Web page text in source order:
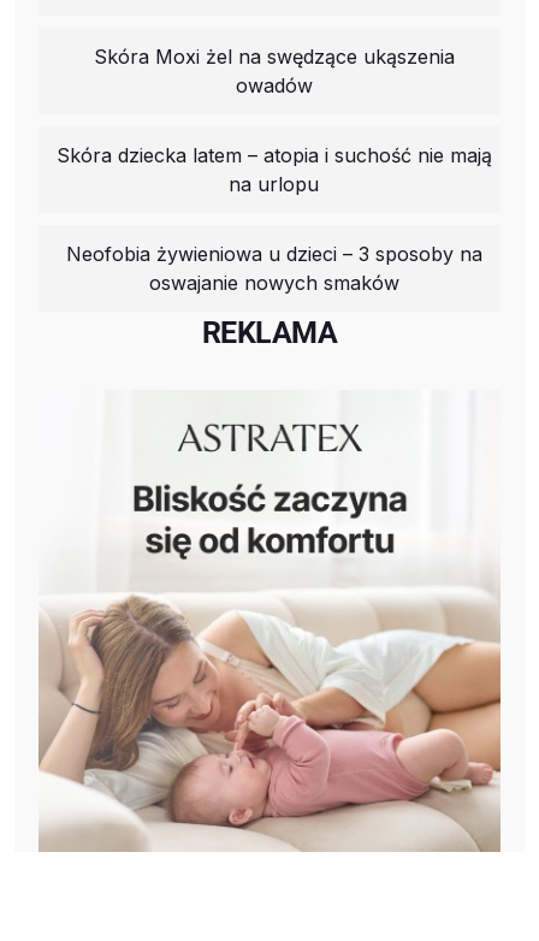
Skóra Moxi żel na swędzące ukąszenia
owadów
Skóra dziecka latem – atopia i suchość nie mają
na urlopu
Neofobia żywieniowa u dzieci – 3 sposoby na
oswajanie nowych smaków
REKLAMA